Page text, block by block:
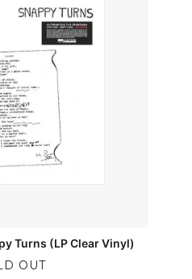
Turns (LP Clear Vinyl)
OUT